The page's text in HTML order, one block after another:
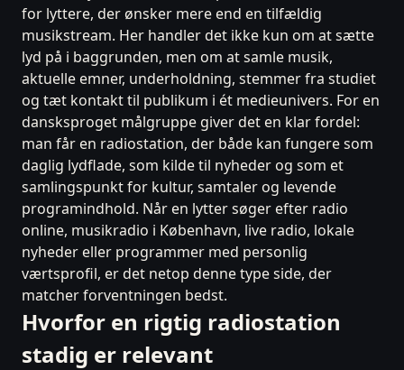
for lyttere, der ønsker mere end en tilfældig
musikstream. Her handler det ikke kun om at sætte
lyd på i baggrunden, men om at samle musik,
aktuelle emner, underholdning, stemmer fra studiet
og tæt kontakt til publikum i ét medieunivers. For en
dansksproget målgruppe giver det en klar fordel:
man får en radiostation, der både kan fungere som
daglig lydflade, som kilde til nyheder og som et
samlingspunkt for kultur, samtaler og levende
programindhold. Når en lytter søger efter radio
online, musikradio i København, live radio, lokale
nyheder eller programmer med personlig
værtsprofil, er det netop denne type side, der
matcher forventningen bedst.
Hvorfor en rigtig radiostation
stadig er relevant